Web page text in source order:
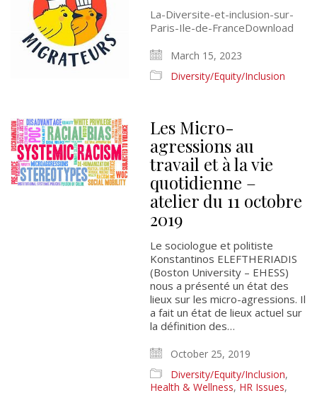
La-Diversite-et-inclusion-sur-
Paris-Ile-de-FranceDownload
March 15, 2023
Diversity/Equity/Inclusion
Les Micro-
agressions au
travail et à la vie
quotidienne –
atelier du 11 octobre
2019
Le sociologue et politiste
Konstantinos ELEFTHERIADIS
(Boston University – EHESS)
nous a présenté un état des
lieux sur les micro-agressions. Il
a fait un état de lieux actuel sur
la définition des…
October 25, 2019
Diversity/Equity/Inclusion,
Health & Wellness, HR Issues,